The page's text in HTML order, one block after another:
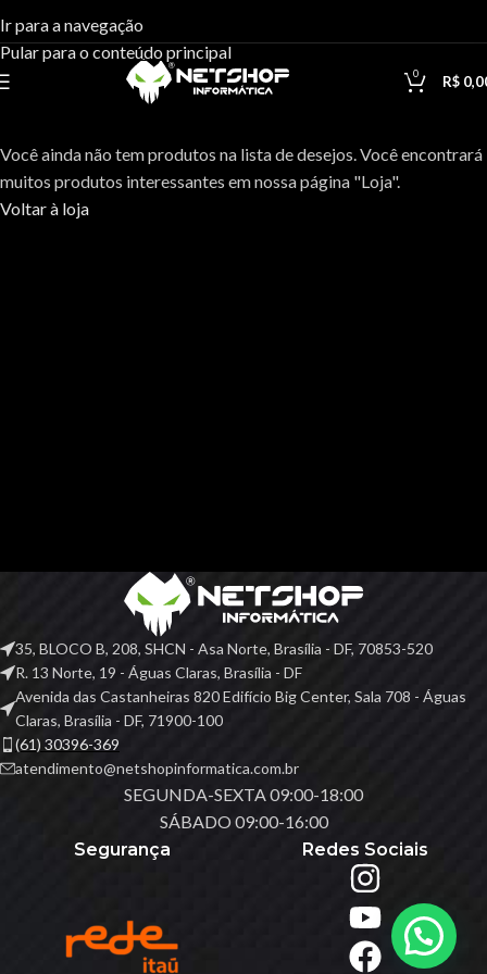
Ir para a navegação
Pular para o conteúdo principal
0 R$
Lista de Desejos
Casa
Lista de Desejos
Sua lista de desejos está vazia.
Você ainda não tem produtos na lista de desejos. Você encontrará
muitos produtos interessantes em nossa página "Loja".
Voltar à loja
35, BLOCO B, 208, SHCN - Asa Norte, Brasília - DF, 70853-520
R. 13 Norte, 19 - Águas Claras, Brasília - DF
Avenida das Castanheiras 820 Edifício Big Center, Sala 708 - Águas
Claras, Brasília - DF, 71900-100
(61) 30396-369
atendimento@netshopinformatica.com.br
SEGUNDA-SEXTA 09:00-18:00
SÁBADO 09:00-16:00
Segurança
Redes Sociais